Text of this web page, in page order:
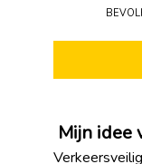
Mijn idee